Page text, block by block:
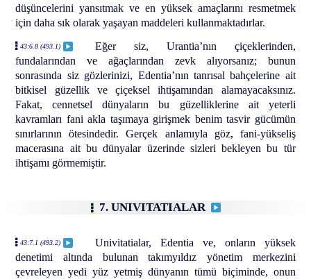
düşüncelerini yansıtmak ve en yüksek amaçlarını resmetmek
için daha sık olarak yaşayan maddeleri kullanmaktadırlar.
43:6.8 (493.1)
Eğer siz, Urantia’nın çiçeklerinden,
fundalarından ve ağaçlarından zevk alıyorsanız; bunun
sonrasında siz gözlerinizi, Edentia’nın tanrısal bahçelerine ait
bitkisel güzellik ve çiçeksel ihtişamından alamayacaksınız.
Fakat, cennetsel dünyaların bu güzelliklerine ait yeterli
kavramları fani akla taşımaya girişmek benim tasvir gücümün
sınırlarının ötesindedir. Gerçek anlamıyla göz, fani-yükseliş
macerasına ait bu dünyalar üzerinde sizleri bekleyen bu tür
ihtişamı görmemiştir.
7. UNIVITATIALAR
43:7.1 (493.2)
Univitatialar, Edentia ve, onların yüksek
denetimi altında bulunan takımyıldız yönetim merkezini
çevreleyen yedi yüz yetmiş dünyanın tümü biçiminde, onun